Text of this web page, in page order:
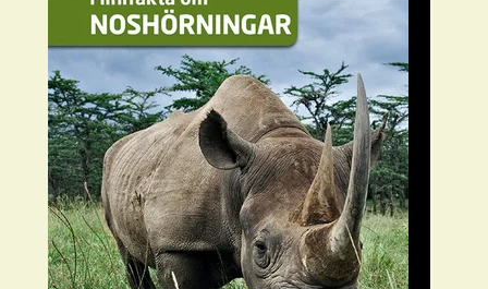
Vinnare
FAQ
För bibliotek